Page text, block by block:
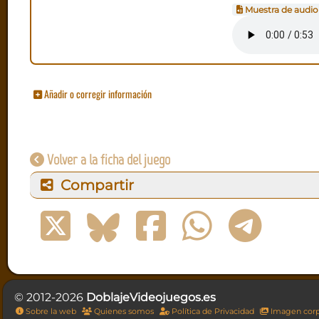
Muestra de audio
Añadir o corregir información
Volver a la ficha del juego
Compartir
© 2012-2026 DoblajeVideojuegos.es
Sobre la web Quienes somos Política de Privacidad Imagen